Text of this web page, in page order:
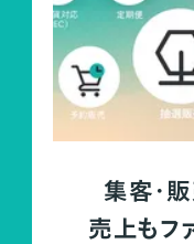
集客・
売上もフ